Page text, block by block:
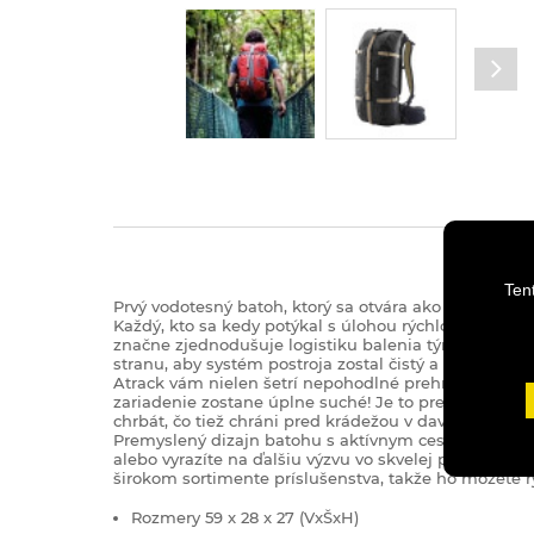
Prvý vodotesný batoh, ktorý sa otvára ako
Každý, kto sa kedy potýkal s úlohou rýchlo
značne zjednodušuje logistiku balenia tým, že
stranu, aby systém postroja zostal čistý a suchý.
Atrack vám nielen šetrí nepohodlné prehrabávanie
zariadenie zostane úplne suché! Je to preto, že
chrbát, čo tiež chráni pred krádežou v dave.
Premyslený dizajn batohu s aktívnym cestovným
alebo vyrazíte na ďalšiu výzvu vo skvelej prírode.
širokom sortimente príslušenstva, takže ho môžete
Rozmery 59 x 28 x 27 (VxŠxH)